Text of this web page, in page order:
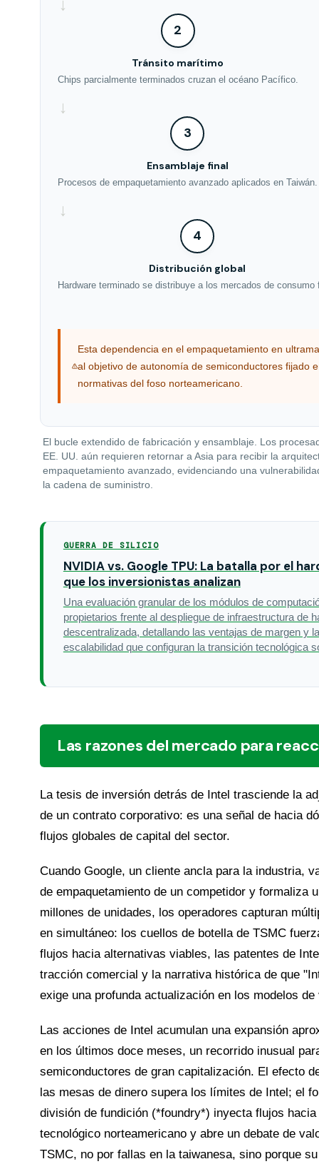
→
2
Tránsito marítimo
Chips parcialmente terminados cruzan el océano Pacífico.
→
3
Ensamblaje final
Procesos de empaquetamiento avanzado aplicados en Taiwán.
→
4
Distribución global
Hardware terminado se distribuye a los mercados de consumo
Esta dependencia en el empaquetamiento en
al objetivo de autonomía de semiconductores fijado
normativas del foso norteamericano.
El bucle extendido de fabricación y ensamblaje. Los
EE. UU. aún requieren retornar a Asia para recibir la
empaquetamiento avanzado, evidenciando una
la cadena de suministro.
GUERRA DE SILICIO
NVIDIA vs. Google TPU: La batalla por el
que los inversionistas analizan
Una evaluación granular de los módulos de
propietarios frente al despliegue de infraestructura de
descentralizada, detallando las ventajas de margen y
escalabilidad que configuran la transición tecnológica
Las razones del mercado para
La tesis de inversión detrás de Intel trasciende la
de un contrato corporativo: es una señal de hacia
flujos globales de capital del sector.
Cuando Google, un cliente ancla para la industria,
de empaquetamiento de un competidor y formaliza
millones de unidades, los operadores capturan
en simultáneo: los cuellos de botella de TSMC
flujos hacia alternativas viables, las patentes de
tracción comercial y la narrativa histórica de que
exige una profunda actualización en los modelos de
Las acciones de Intel acumulan una expansión
en los últimos doce meses, un recorrido inusual
semiconductores de gran capitalización. El efecto
las mesas de dinero supera los límites de Intel; el
división de fundición (*foundry*) inyecta flujos
tecnológico norteamericano y abre un debate de
TSMC, no por fallas en la taiwanesa, sino porque